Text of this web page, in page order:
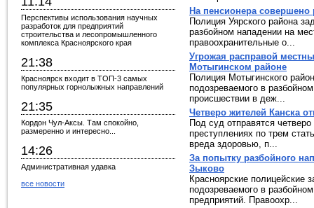
Перспективы использования научных
разработок для предприятий
строительства и лесопромышленного
комплекса Красноярского края
21:38
Красноярск входит в ТОП-3 самых
популярных горнолыжных направлений
21:35
Кордон Чул-Аксы. Там спокойно,
размеренно и интересно...
14:26
Административная удавка
все новости
На пенсионера совершено
Полиция Уярского района
разбойном нападении на
правоохранительные о...
Угрожая расправой
Мотыгинском районе
Полиция Мотыгинского
подозреваемого в
происшествии в деж...
Четверо жителей Канска
Под суд отправятся
преступлениях по трем
вреда здоровью, п...
За попытку разбойного
Зыково
Красноярские полицейские
подозреваемого в
предприятий. Правоохр...